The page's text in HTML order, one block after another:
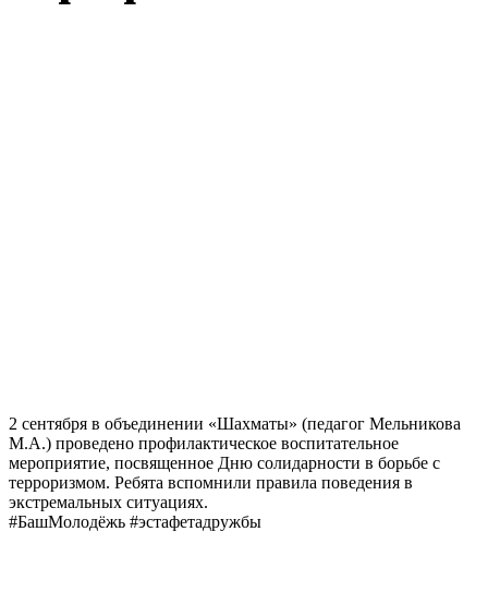
2 сентября в объединении «Шахматы» (педагог Мельникова
М.А.) проведено профилактическое воспитательное
мероприятие, посвященное Дню солидарности в борьбе с
терроризмом. Ребята вспомнили правила поведения в
экстремальных ситуациях.
#БашМолодёжь #эстафетадружбы